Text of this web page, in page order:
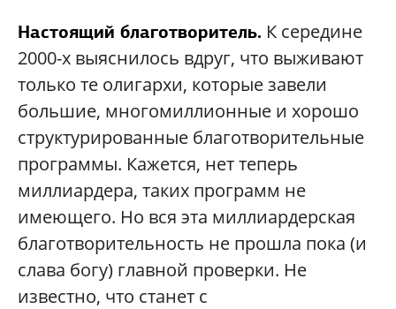
Настоящий благотворитель. К середине
2000-х выяснилось вдруг, что выживают
только те олигархи, которые завели
большие, многомиллионные и хорошо
структурированные благотворительные
программы. Кажется, нет теперь
миллиардера, таких программ не
имеющего. Но вся эта миллиардерская
благотворительность не прошла пока (и
слава богу) главной проверки. Не
известно, что станет с